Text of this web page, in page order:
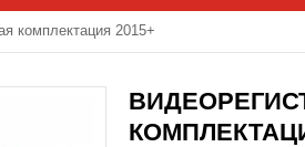
комплектация 2015+